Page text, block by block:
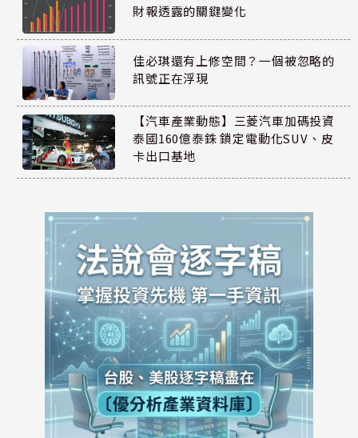
財報透露的關鍵變化
佳必琪還有上修空間？一個被忽略的
訊號正在浮現
【汽車產業動態】三菱汽車加碼投資
泰國160億泰銖 鎖定電動化SUV、皮
卡出口基地